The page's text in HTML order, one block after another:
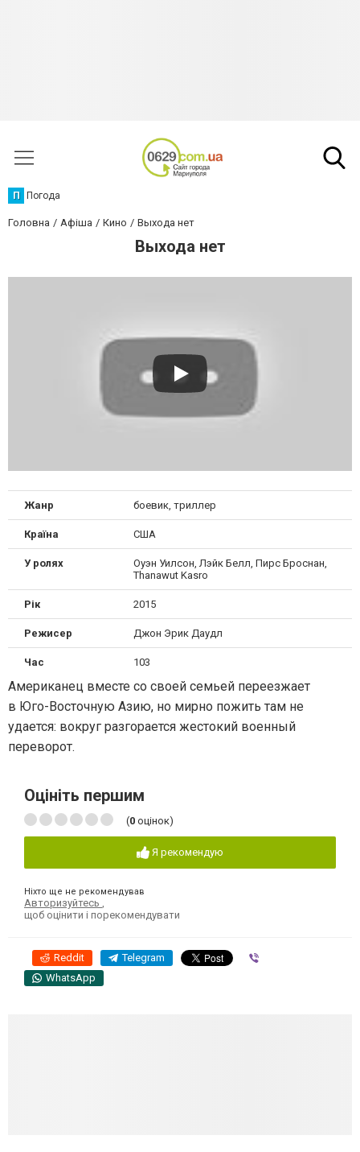
П Погода
Головна Афіша Кино Выхода нет
Выхода нет
Жанр боевик, триллер
Країна США
У ролях
Оуэн Уилсон, Лэйк Белл, Пирс Броснан,
Thanawut Kasro
Рік 2015
Режисер Джон Эрик Даудл
Час 103
Американец вместе со своей семьей переезжает
в Юго-Восточную Азию, но мирно пожить там не
удается: вокруг разгорается жестокий военный
переворот.
Оцініть першим
(0 оцінок)
Я рекомендую
Ніхто ще не рекомендував
Авторизуйтесь ,
щоб оцінити і порекомендувати
Reddit Telegram
WhatsApp